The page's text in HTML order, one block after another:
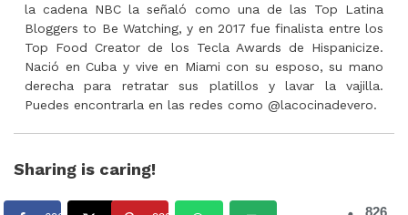
la cadena NBC la señaló como una de las Top Latina
Bloggers to Be Watching, y en 2017 fue finalista entre los
Top Food Creator de los Tecla Awards de Hispanicize.
Nació en Cuba y vive en Miami con su esposo, su mano
derecha para retratar sus platillos y lavar la vajilla.
Puedes encontrarla en las redes como @lacocinadevero.
Sharing is caring!